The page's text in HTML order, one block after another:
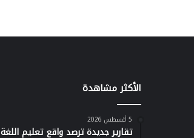
الأكثر مشاهدة
5 أغسطس 2026
تقارير جديدة ترصد واقع تعليم اللغة